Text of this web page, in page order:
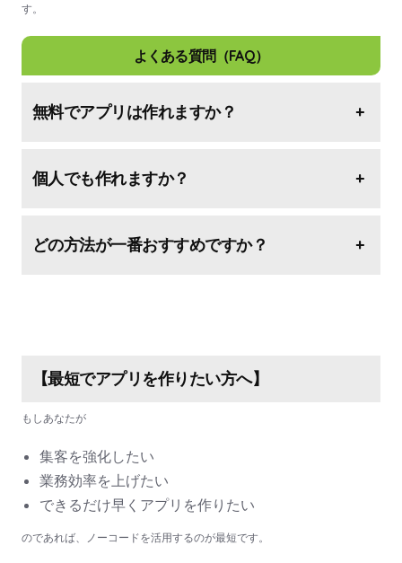
す。
よくある質問（FAQ）
無料でアプリは作れますか？ +
個人でも作れますか？ +
どの方法が一番おすすめですか？ +
【最短でアプリを作りたい方へ】
もしあなたが
集客を強化したい
業務効率を上げたい
できるだけ早くアプリを作りたい
のであれば、ノーコードを活用するのが最短です。